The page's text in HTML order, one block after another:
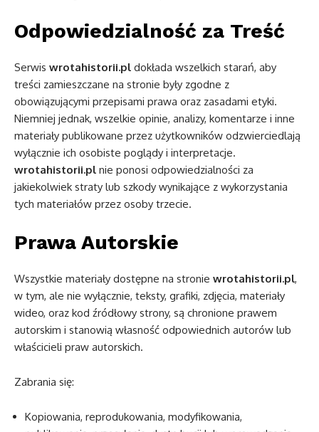
Odpowiedzialność za Treść
Serwis wrotahistorii.pl dokłada wszelkich starań, aby
treści zamieszczane na stronie były zgodne z
obowiązującymi przepisami prawa oraz zasadami etyki.
Niemniej jednak, wszelkie opinie, analizy, komentarze i inne
materiały publikowane przez użytkowników odzwierciedlają
wyłącznie ich osobiste poglądy i interpretacje.
wrotahistorii.pl nie ponosi odpowiedzialności za
jakiekolwiek straty lub szkody wynikające z wykorzystania
tych materiałów przez osoby trzecie.
Prawa Autorskie
Wszystkie materiały dostępne na stronie wrotahistorii.pl,
w tym, ale nie wyłącznie, teksty, grafiki, zdjęcia, materiały
wideo, oraz kod źródłowy strony, są chronione prawem
autorskim i stanowią własność odpowiednich autorów lub
właścicieli praw autorskich.
Zabrania się:
Kopiowania, reprodukowania, modyfikowania,